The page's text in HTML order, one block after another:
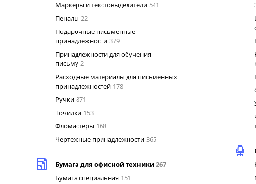
Маркеры и текстовыделители 541
Пеналы 22
Подарочные письменные
принадлежности 379
Принадлежности для обучения
письму 2
Расходные материалы для письменных
принадлежностей 178
Ручки 871
Точилки 153
Фломастеры 168
Чертежные принадлежности 365
Бумага для офисной техники 267
Бумага специальная 151